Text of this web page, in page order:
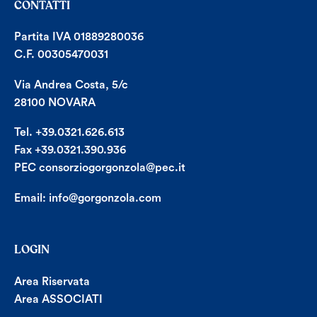
CONTATTI
Partita IVA 01889280036
C.F. 00305470031
Via Andrea Costa, 5/c
28100 NOVARA
Tel. +39.0321.626.613
Fax +39.0321.390.936
PEC consorziogorgonzola@pec.it
Email: info@gorgonzola.com
LOGIN
Area Riservata
Area ASSOCIATI